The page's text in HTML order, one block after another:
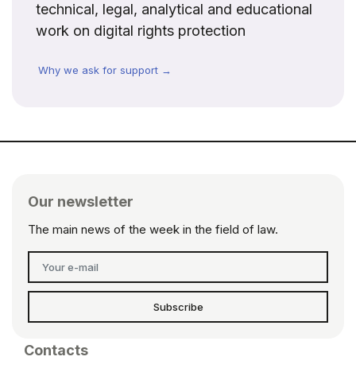
technical, legal, analytical and educational
work on digital rights protection
Why we ask for support →
Our newsletter
The main news of the week in the field of law.
Subscribe
Contacts